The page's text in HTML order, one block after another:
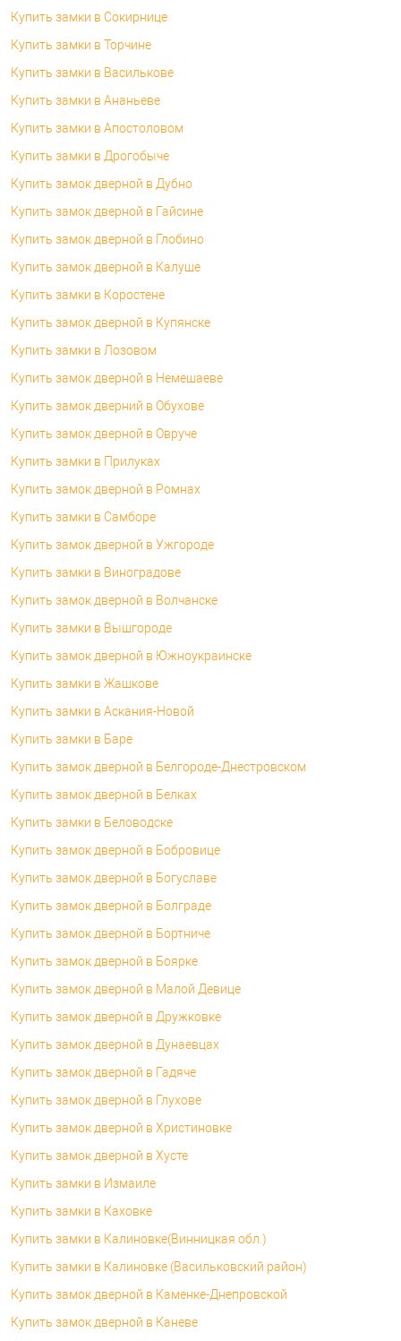
Купить замки в Сокирнице
Купить замки в Торчине
Купить замки в Василькове
Купить замки в Ананьеве
Купить замки в Апостоловом
Купить замки в Дрогобыче
Купить замок дверной в Дубно
Купить замок дверной в Гайсине
Купить замок дверной в Глобино
Купить замок дверной в Калуше
Купить замки в Коростене
Купить замок дверной в Купянске
Купить замки в Лозовом
Купить замок дверной в Немешаеве
Купить замок дверний в Обухове
Купить замок дверной в Овруче
Купить замки в Прилуках
Купить замок дверной в Ромнах
Купить замки в Самборе
Купить замок дверной в Ужгороде
Купить замки в Виноградове
Купить замок дверной в Волчанске
Купить замки в Вышгороде
Купить замок дверной в Южноукраинске
Купить замки в Жашкове
Купить замки в Аскания-Новой
Купить замки в Баре
Купить замок дверной в Белгороде-Днестровском
Купить замок дверной в Белках
Купить замки в Беловодске
Купить замок дверной в Бобровице
Купить замок дверной в Богуславе
Купить замок дверной в Болграде
Купить замок дверной в Бортниче
Купить замок дверной в Боярке
Купить замок дверной в Малой Девице
Купить замок дверной в Дружковке
Купить замок дверной в Дунаевцах
Купить замок дверной в Гадяче
Купить замок дверной в Глухове
Купить замок дверной в Христиновке
Купить замок дверной в Хусте
Купить замки в Измаиле
Купить замки в Каховке
Купить замки в Калиновке(Винницкая обл.)
Купить замки в Калиновке (Васильковский район)
Купить замок дверной в Каменке-Днепровской
Купить замок дверной в Каневе